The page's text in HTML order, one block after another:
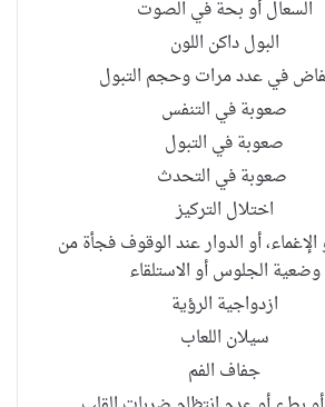
السعال أو بحة في الصوت
البول داكن اللون
في عدد مراتوحجم التبول
صعوبة في التنفس
صعوبة في التبول
صعوبة في التحدث
اختلال التركيز
الإغماء، أو الدوار عند الوقوف فجأة من
وضعية الجلوس أو الاستلقاء
ازدواجية الرؤية
سيلان اللعاب
جفاف الفم